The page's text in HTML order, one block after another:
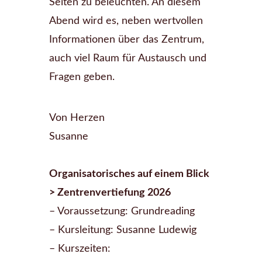
Seiten zu beleuchten. An diesem
Abend wird es, neben wertvollen
Informationen über das Zentrum,
auch viel Raum für Austausch und
Fragen geben.
Von Herzen
Susanne
Organisatorisches auf einem Blick
> Zentrenvertiefung 2026
– Voraussetzung: Grundreading
– Kursleitung: Susanne Ludewig
– Kurszeiten: